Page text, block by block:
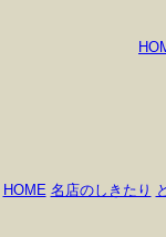
HOME 名店のしきたり